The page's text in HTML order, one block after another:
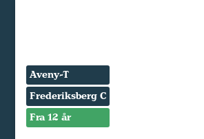
Aveny-T
Frederiksberg C
Fra 12 år